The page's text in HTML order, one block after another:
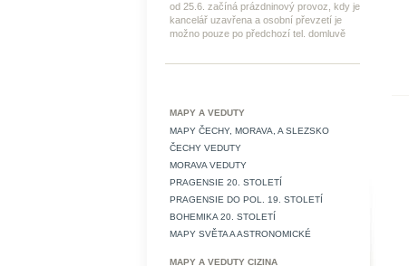
od 25.6. začíná prázdninový provoz, kdy je
kancelář uzavřena a osobní převzetí je
možno pouze po předchozí tel. domluvě
MAPY A VEDUTY
MAPY ČECHY, MORAVA, A SLEZSKO
ČECHY VEDUTY
MORAVA VEDUTY
PRAGENSIE 20. STOLETÍ
PRAGENSIE DO POL. 19. STOLETÍ
BOHEMIKA 20. STOLETÍ
MAPY SVĚTA A ASTRONOMICKÉ
MAPY A VEDUTY CIZINA